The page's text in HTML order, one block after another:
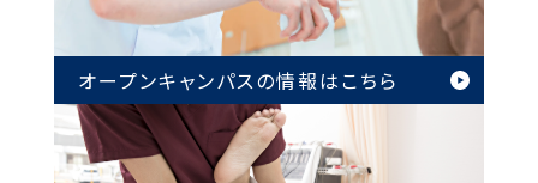
オープンキャンパスの情報はこちら